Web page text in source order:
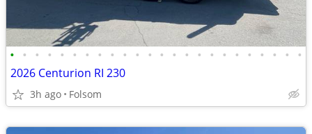
• • • • • • • • • • • • • • • • • • • • • • • •
2026 Centurion RI 230
3h ago Folsom